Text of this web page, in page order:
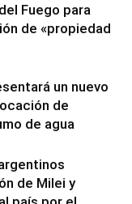
Fuego para
de «propiedad
un nuevo
de
de agua
de Milei y